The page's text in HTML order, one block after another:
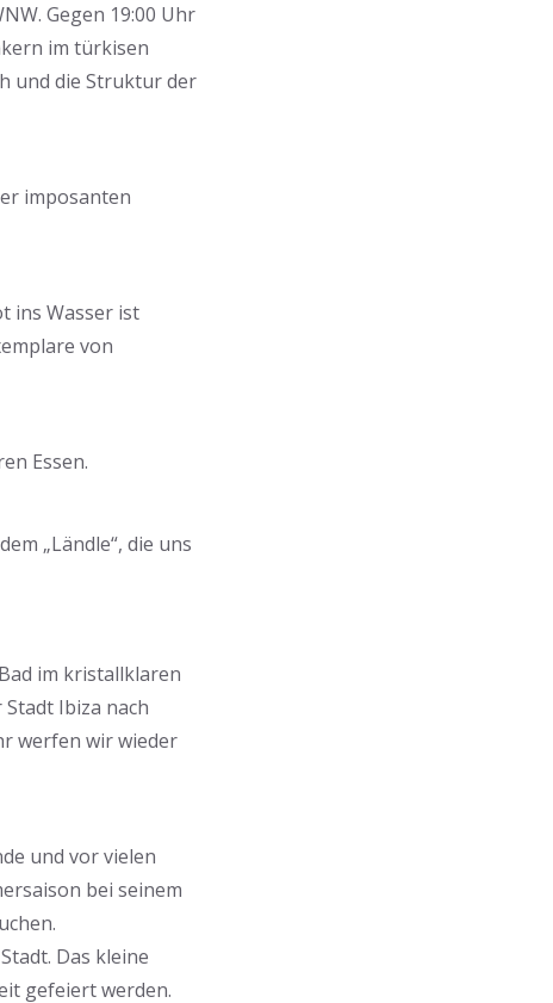
Gegen 19:00 Uhr
im türkisen
und die Struktur der
imposanten
ins Wasser ist
von
Essen.
„Ländle“, die uns
im kristallklaren
Ibiza nach
werfen wir wieder
und vor vielen
bei seinem
Das kleine
gefeiert werden.